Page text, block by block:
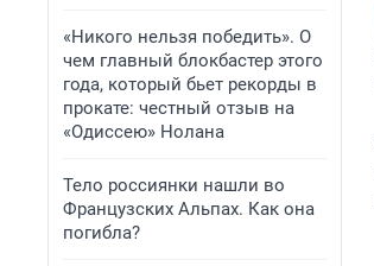
«Никого нельзя победить». О
чем главный блокбастер этого
года, который бьет рекорды в
прокате: честный отзыв на
«Одиссею» Нолана
Тело россиянки нашли во
Французских Альпах. Как она
погибла?